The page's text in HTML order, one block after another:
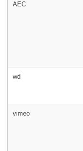
AEC
wd
vimeo